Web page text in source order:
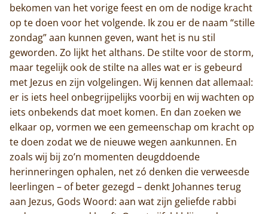
bekomen van het vorige feest en om de nodige kracht
op te doen voor het volgende. Ik zou er de naam “stille
zondag” aan kunnen geven, want het is nu stil
geworden. Zo lijkt het althans. De stilte voor de storm,
maar tegelijk ook de stilte na alles wat er is gebeurd
met Jezus en zijn volgelingen. Wij kennen dat allemaal:
er is iets heel onbegrijpelijks voorbij en wij wachten op
iets onbekends dat moet komen. En dan zoeken we
elkaar op, vormen we een gemeenschap om kracht op
te doen zodat we de nieuwe wegen aankunnen. En
zoals wij bij zo’n momenten deugddoende
herinneringen ophalen, net zó denken die verweesde
leerlingen – of beter gezegd – denkt Johannes terug
aan Jezus, Gods Woord: aan wat zijn geliefde rabbi